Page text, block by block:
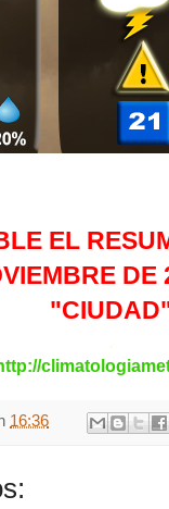
EL
DE
.
16:36